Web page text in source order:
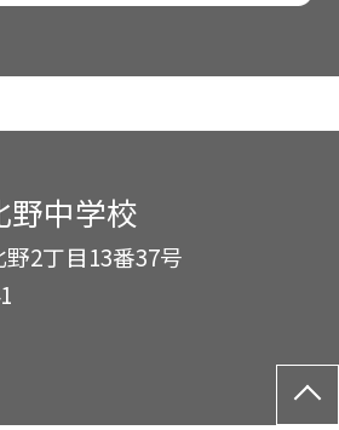
野中学校
2丁目13番37号